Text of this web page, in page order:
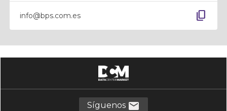
info@bps.com.es content_copy
Síguenos